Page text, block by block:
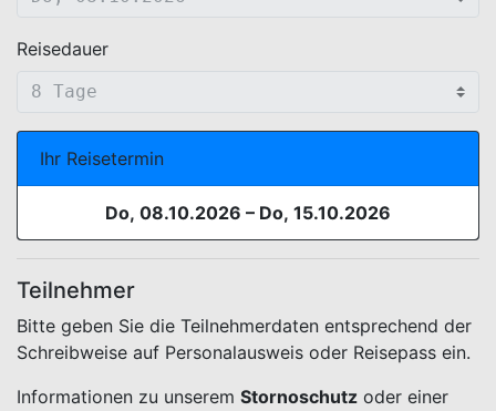
Reisedauer
Ihr Reisetermin
Do, 08.10.2026 – Do, 15.10.2026
Teilnehmer
Bitte geben Sie die Teilnehmerdaten entsprechend der
Schreibweise auf Personalausweis oder Reisepass ein.
Informationen zu unserem Stornoschutz oder einer